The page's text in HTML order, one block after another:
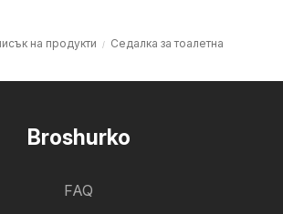
на продукти Седалка за тоалетна
Broshurko
FAQ